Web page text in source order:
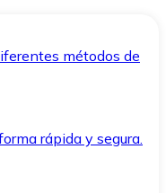
métodos de
rápida y segura.